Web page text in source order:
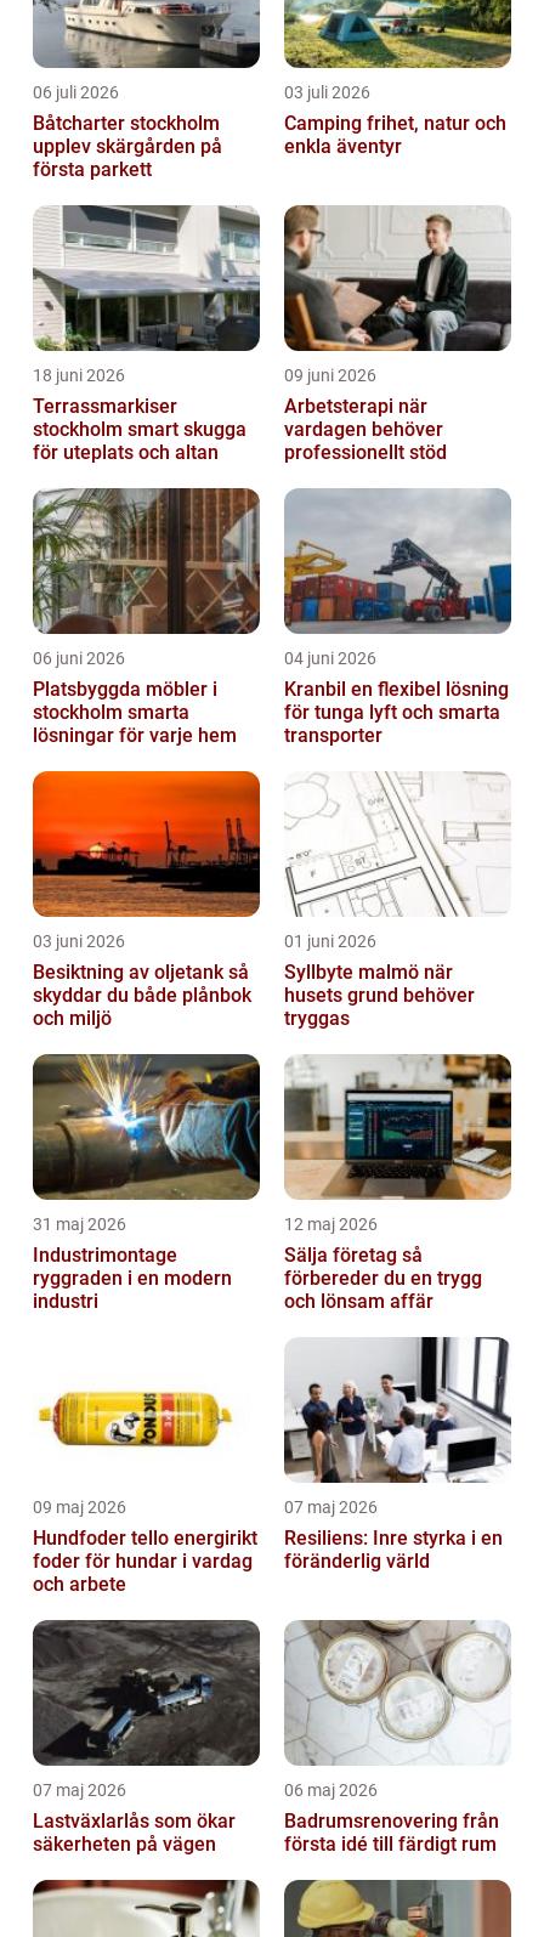
06 juli 2026
Båtcharter stockholm
upplev skärgården på
första parkett
03 juli 2026
Camping frihet, natur och
enkla äventyr
18 juni 2026
Terrassmarkiser
stockholm smart skugga
för uteplats och altan
09 juni 2026
Arbetsterapi när
vardagen behöver
professionellt stöd
06 juni 2026
Platsbyggda möbler i
stockholm smarta
lösningar för varje hem
04 juni 2026
Kranbil en flexibel lösning
för tunga lyft och smarta
transporter
03 juni 2026
Besiktning av oljetank så
skyddar du både plånbok
och miljö
01 juni 2026
Syllbyte malmö när
husets grund behöver
tryggas
31 maj 2026
Industrimontage
ryggraden i en modern
industri
12 maj 2026
Sälja företag så
förbereder du en trygg
och lönsam affär
09 maj 2026
Hundfoder tello energirikt
foder för hundar i vardag
och arbete
07 maj 2026
Resiliens: Inre styrka i en
föränderlig värld
07 maj 2026
Lastväxlarlås som ökar
säkerheten på vägen
06 maj 2026
Badrumsrenovering från
första idé till färdigt rum